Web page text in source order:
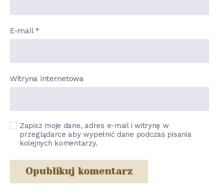
E-mail*
Witryna internetowa
Zapisz moje dane, adres e-mail i witrynę w
przeglądarce aby wypełnić dane podczas pisania
kolejnych komentarzy.